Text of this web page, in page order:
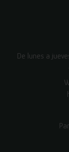
De lunes a